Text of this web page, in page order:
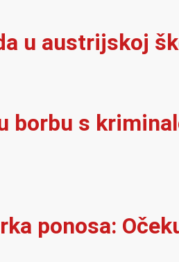
u austrijskoj
borbu s
ponosa: